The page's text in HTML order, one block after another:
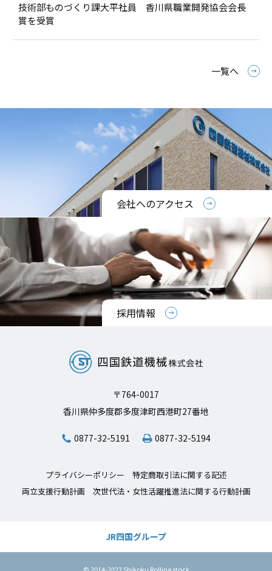
技術部ものづくり課大平社員 香川県職業開発協会会長
賞を受賞
一覧へ
会社へのアクセス
採用情報
〒764-0017
香川県仲多度郡多度津町西港町27番地
0877-32-5191 0877-32-5194
プライバシーポリシー
特定商取引法に関する記述
両立支援行動計画
次世代法・女性活躍推進法に関する行動計画
JR四国グループ
© 2014-2022 Shikoku Rolling stock